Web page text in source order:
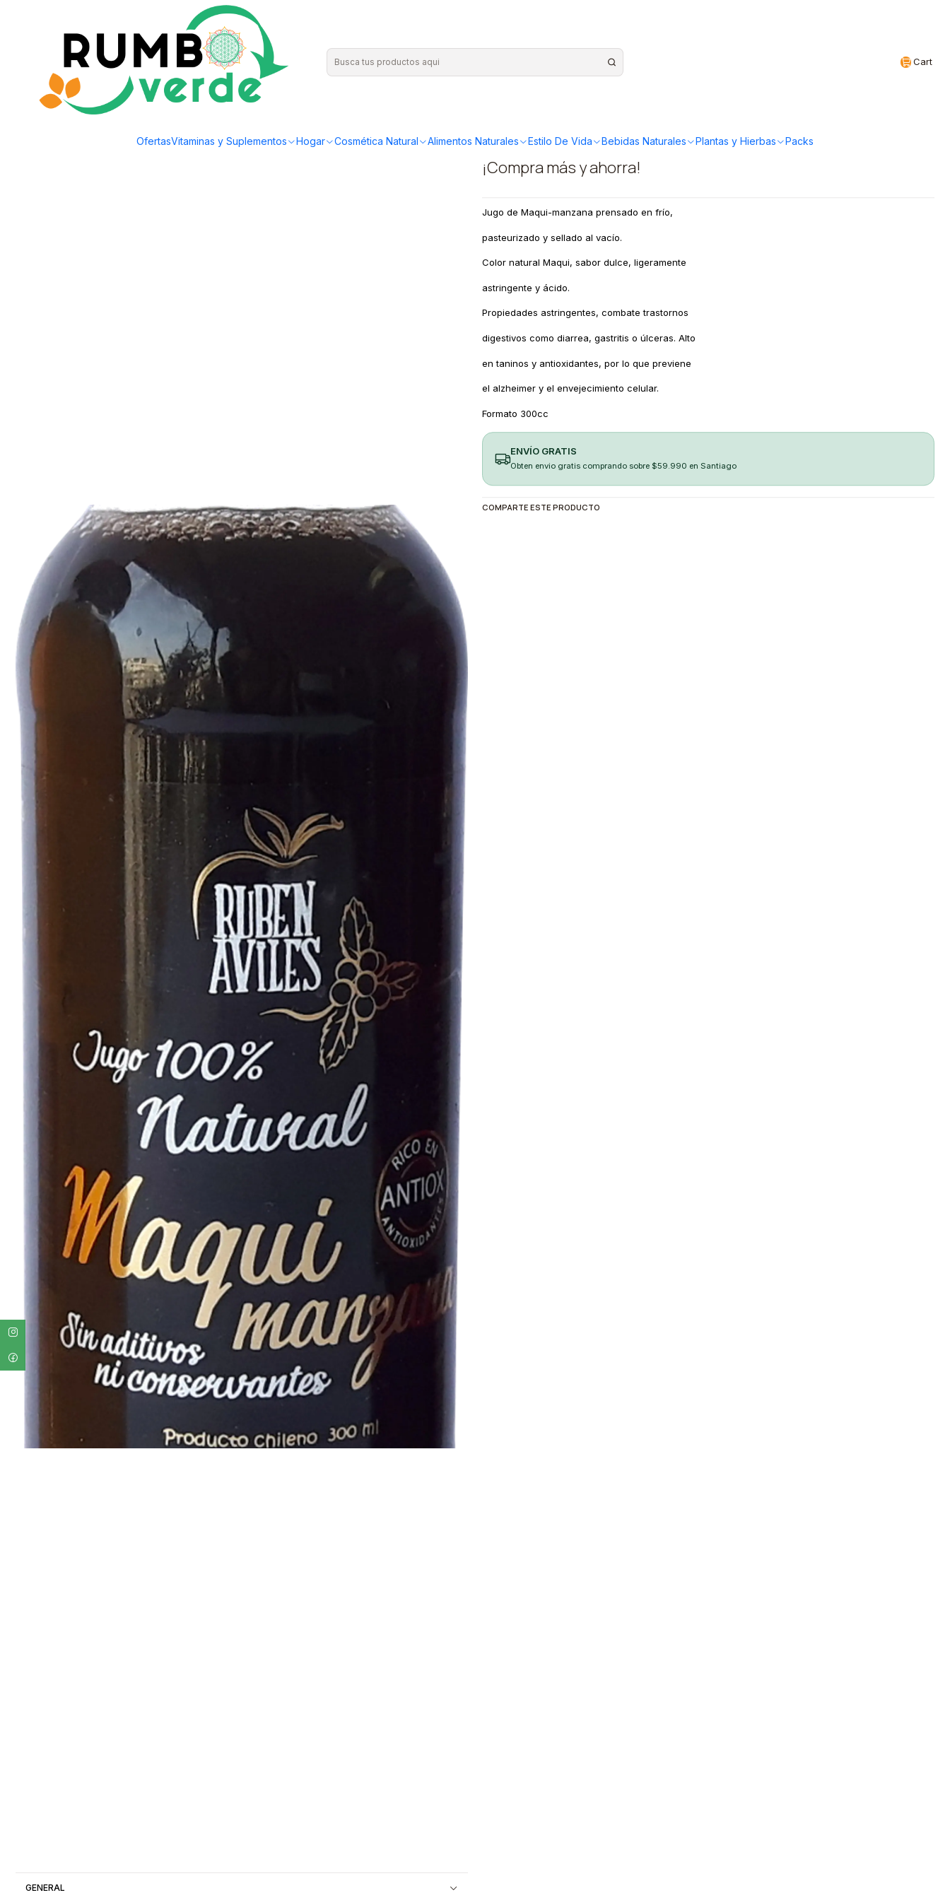
Cart
OfertasVitaminas y Suplementos Hogar Cosmética Natural Alimentos Naturales Estilo De Vida Bebidas Naturales Plantas y Hierbas Packs
Envío gratis por compras sobre los 59.990 en la provincia de Santiago
Bebidas Naturales Natural Juices Ruben Aviles - Jugo 100% natural Maqui y Manzana 300ml
GENERAL
natural Maqui y Manzana 300ml
¡Compra más y ahorra!
Jugo de Maqui-manzana prensado en frío,
pasteurizado y sellado al vacío.
Color natural Maqui, sabor dulce, ligeramente
astringente y ácido.
Propiedades astringentes, combate trastornos
digestivos como diarrea, gastritis o úlceras. Alto
en taninos y antioxidantes, por lo que previene
el alzheimer y el envejecimiento celular.
Formato 300cc
ENVÍO GRATIS
Obten envio gratis comprando sobre $59.990 en Santiago
COMPARTE ESTE PRODUCTO